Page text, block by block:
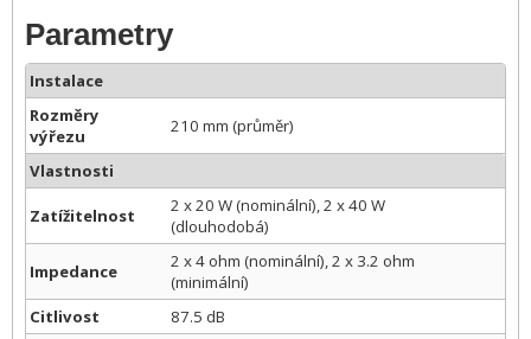
Parametry
Instalace
Rozměry
výřezu
210 mm (průměr)
Vlastnosti
Zatížitelnost
2 x 20 W (nominální), 2 x 40 W
(dlouhodobá)
Impedance
2 x 4 ohm (nominální), 2 x 3.2 ohm
(minimální)
Citlivost
87.5 dB